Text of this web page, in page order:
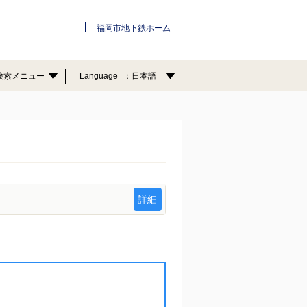
福岡市地下鉄ホーム
索メニュー Language 日本語
詳細